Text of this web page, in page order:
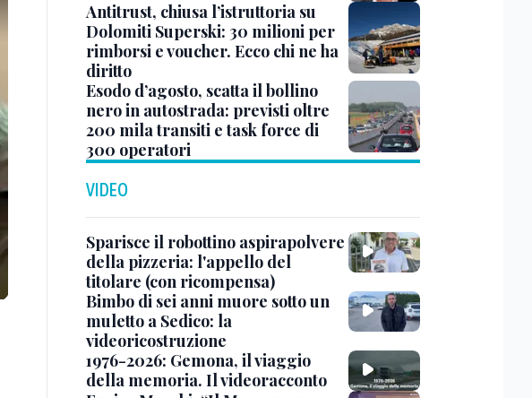
Antitrust, chiusa l’istruttoria su
Dolomiti Superski: 30 milioni per
rimborsi e voucher. Ecco chi ne ha
diritto
Esodo d’agosto, scatta il bollino
nero in autostrada: previsti oltre
200 mila transiti e task force di
300 operatori
VIDEO
Sparisce il robottino aspirapolvere
della pizzeria: l'appello del
titolare (con ricompensa)
Bimbo di sei anni muore sotto un
muletto a Sedico: la
videoricostruzione
1976-2026: Gemona, il viaggio
della memoria. Il videoracconto